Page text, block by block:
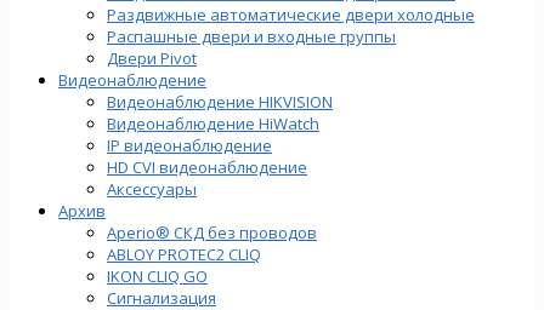
Раздвижные автоматические двери холодные
Распашные двери и входные группы
Двери Pivot
Видеонаблюдение
Видеонаблюдение HIKVISION
Видеонаблюдение HiWatch
IP видеонаблюдение
HD CVI видеонаблюдение
Аксессуары
Архив
Aperio® СКД без проводов
ABLOY PROTEC2 CLIQ
IKON CLIQ GO
Сигнализация